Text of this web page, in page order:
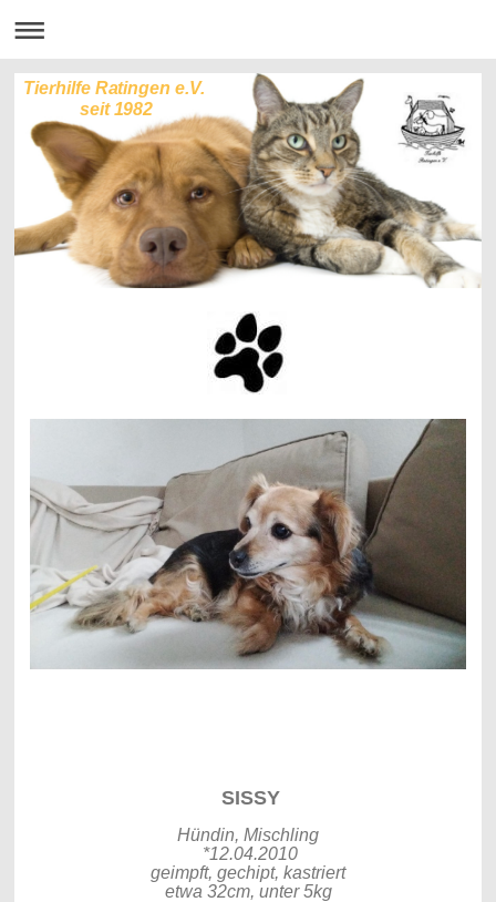
Tierhilfe Ratingen e.V.
seit 1982
SISSY
Hündin, Mischling
*12.04.2010
geimpft, gechipt, kastriert
etwa 32cm, unter 5kg